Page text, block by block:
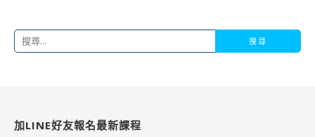
搜
尋
字:
加LINE好友報名最新課程